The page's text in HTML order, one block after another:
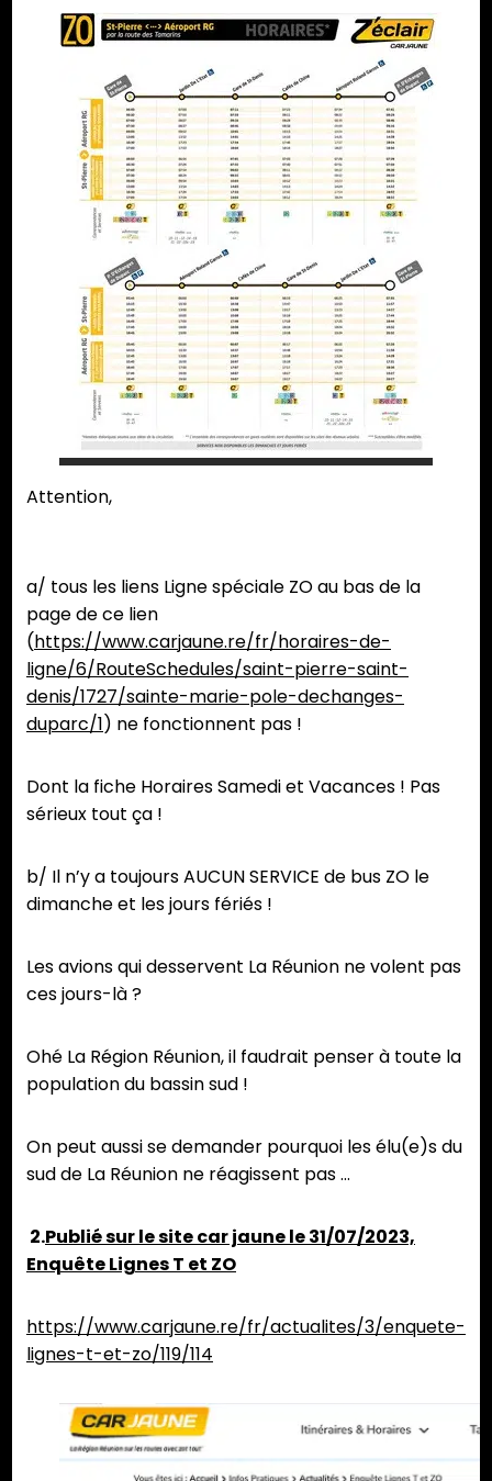
Attention,
a/ tous les liens Ligne spéciale ZO au bas de la
page de ce lien
(https://www.carjaune.re/fr/horaires-de-
ligne/6/RouteSchedules/saint-pierre-saint-
denis/1727/sainte-marie-pole-dechanges-
duparc/1) ne fonctionnent pas !
Dont la fiche Horaires Samedi et Vacances ! Pas
sérieux tout ça !
b/ Il n’y a toujours AUCUN SERVICE de bus ZO le
dimanche et les jours fériés !
Les avions qui desservent La Réunion ne volent pas
ces jours-là ?
Ohé La Région Réunion, il faudrait penser à toute la
population du bassin sud !
On peut aussi se demander pourquoi les élu(e)s du
sud de La Réunion ne réagissent pas …
2.Publié sur le site car jaune le 31/07/2023,
Enquête Lignes T et ZO
https://www.carjaune.re/fr/actualites/3/enquete-
lignes-t-et-zo/119/114